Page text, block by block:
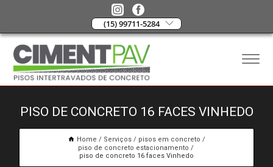
(15) 99711-5284
PISO DE CONCRETO 16 FACES VINHEDO
Home Serviços
pisos em concreto
piso de concreto estacionamento
piso de concreto 16 faces Vinhedo